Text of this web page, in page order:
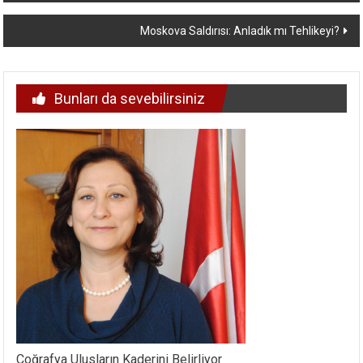
Moskova Saldırısı: Anladık mı Tehlikeyi?
Bunları da sevebilirsiniz
Coğrafya Ulusların Kaderini Belirliyor